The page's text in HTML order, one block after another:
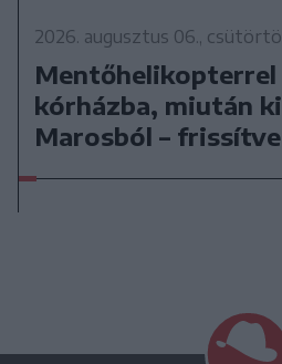
2026. augusztus 06.,
kórházba, miután
Marosból – frissítve